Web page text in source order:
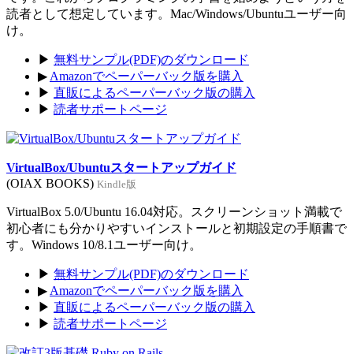
読者として想定しています。Mac/Windows/Ubuntuユーザー向
け。
▶ 無料サンプル(PDF)のダウンロード
▶ Amazonでペーパーバック版を購入
▶ 直販によるペーパーバック版の購入
▶ 読者サポートページ
VirtualBox/Ubuntuスタートアップガイド
(OIAX BOOKS) Kindle版
VirtualBox 5.0/Ubuntu 16.04対応。スクリーンショット満載で
初心者にも分かりやすいインストールと初期設定の手順書で
す。Windows 10/8.1ユーザー向け。
▶ 無料サンプル(PDF)のダウンロード
▶ Amazonでペーパーバック版を購入
▶ 直販によるペーパーバック版の購入
▶ 読者サポートページ